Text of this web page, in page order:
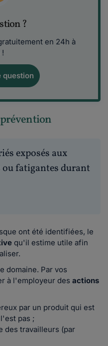
?
en 24h à
question
prévention
exposés aux
fatigantes durant
ont été identifiées, le
qu'il estime utile afin
domaine. Par vos
à l'employeur des actions
par un produit qui est
pas ;
des travailleurs (par